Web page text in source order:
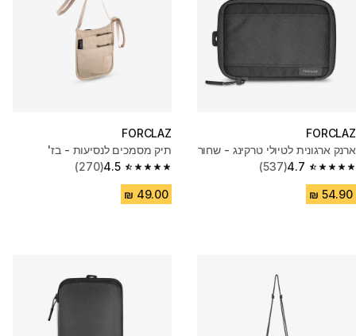
FORCLAZ
ארנק ארגונית לטיולי טרקינג - שחור
4.7
4.7 out of 5 stars from 537 reviews
(537)
FORCLAZ
תיק מסמכים לנסיעות - בז'
4.5
4.5 out of 5 stars from 270 reviews
(270)